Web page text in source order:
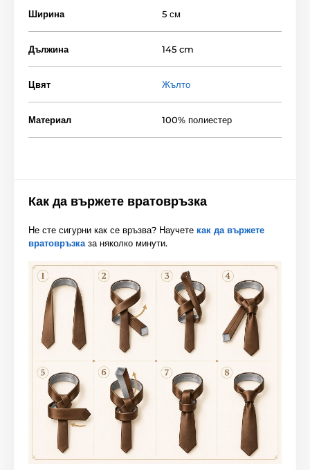
Ширина 5 см
Дължина 145 cm
Цвят Жълто
Материал 100% полиестер
Как да вържете вратовръзка
Не сте сигурни как се връзва? Научете как да вържете
вратовръзка за няколко минути.